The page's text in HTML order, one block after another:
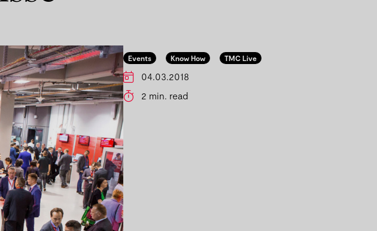
Events Know How TMC Live
04.03.2018
2 min. read